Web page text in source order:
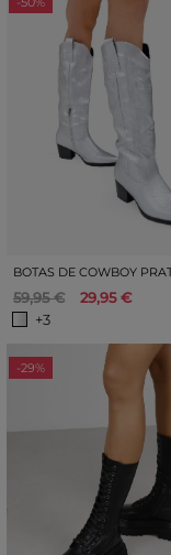
59,95 €
29,95 €
+3
-29%